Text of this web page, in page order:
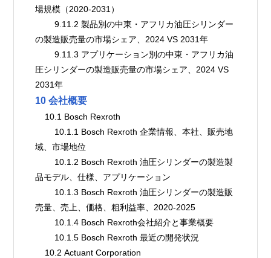
場規模（2020-2031）
        9.11.2 製品別の中東・アフリカ油圧シリンダー
の製造販売量の市場シェア、2024 VS 2031年
        9.11.3 アプリケーション別の中東・アフリカ油
圧シリンダーの製造販売量の市場シェア、2024 VS
2031年
10 会社概要
    10.1 Bosch Rexroth
域、市場地位
品モデル、仕様、アプリケーション
売量、売上、価格、粗利益率、2020-2025
        10.1.4 Bosch Rexroth会社紹介と事業概要
        10.1.5 Bosch Rexroth 最近の開発状況
    10.2 Actuant Corporation